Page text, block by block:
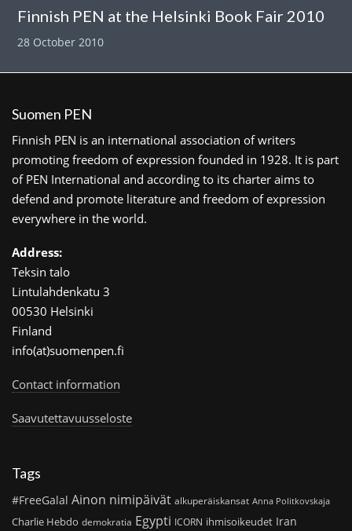
Finnish PEN at the Helsinki Book Fair 2010
28 October 2010
Suomen PEN
Finnish PEN is an international association of writers
promoting freedom of expression founded in 1928. It is part
of PEN International and according to its charter aims to
defend and promote literature and freedom of expression
everywhere in the world.
Address:
Teksin talo
Lintulahdenkatu 3
00530 Helsinki
Finland
info(at)suomenpen.fi
Contact information
Saavutettavuusseloste
Tags
#FreeGalal Ainon nimipäivät alkuperäiskansat Anna Politkovskaja
Charlie Hebdo demokratia Egypti ICORN ihmisoikeudet Iran